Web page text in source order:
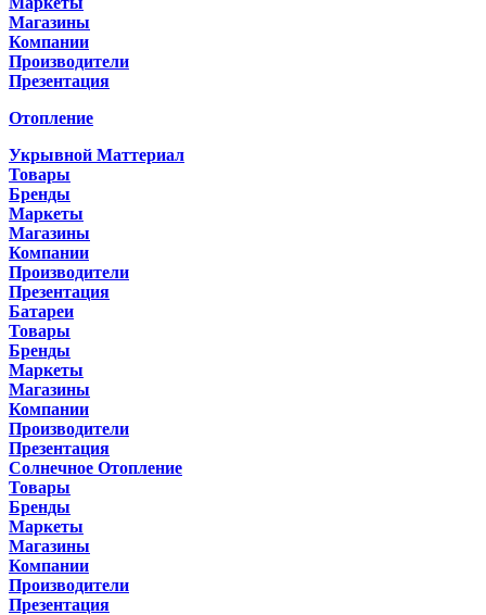
Магазины
Компании
Производители
Презентация
Отопление
Укрывной Маттериал
Товары
Бренды
Маркеты
Магазины
Компании
Производители
Презентация
Батареи
Товары
Бренды
Маркеты
Магазины
Компании
Производители
Презентация
Солнечное Отопление
Товары
Бренды
Маркеты
Магазины
Компании
Производители
Презентация